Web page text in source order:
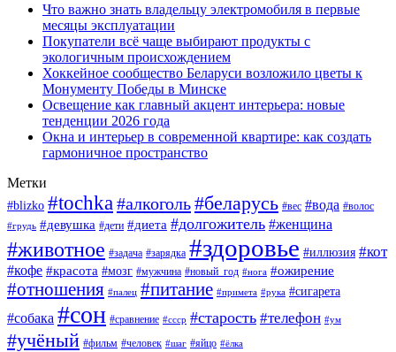
Что важно знать владельцу электромобиля в первые
месяцы эксплуатации
Покупатели всё чаще выбирают продукты с
экологичным происхождением
Хоккейное сообщество Беларуси возложило цветы к
Монументу Победы в Минске
Освещение как главный акцент интерьера: новые
тенденции 2026 года
Окна и интерьер в современной квартире: как создать
гармоничное пространство
Метки
#blizko #tochka #алкоголь#беларусь #вес #вода #волос
#грудь #девушка #дети #диета #долгожитель #женщина
#животное #задача #зарядка #здоровье #иллюзия #кот
#кофе #красота #мозг #мужчина #новый_год #нога #ожирение
#отношения #палец #питание #примета #рука #сигарета
#собака #сон #сравнение #ссср #старость #телефон #ум
#учёный #фильм #человек #шаг #яйцо #ёлка